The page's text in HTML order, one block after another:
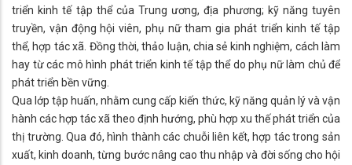
triển kinh tế tập thể của Trung ương, địa phương; kỹ năng tuyên
truyền, vận động hội viên, phụ nữ tham gia phát triển kinh tế tập
thể, hợp tác xã. Đồng thời, thảo luận, chia sẻ kinh nghiệm, cách làm
hay từ các mô hình phát triển kinh tế tập thể do phụ nữ làm chủ để
phát triển bền vững.
Qua lớp tập huấn, nhằm cung cấp kiến thức, kỹ năng quản lý và vận
hành các hợp tác xã theo định hướng, phù hợp xu thế phát triển của
thị trường. Qua đó, hình thành các chuỗi liên kết, hợp tác trong sản
xuất, kinh doanh, từng bước nâng cao thu nhập và đời sống cho hội